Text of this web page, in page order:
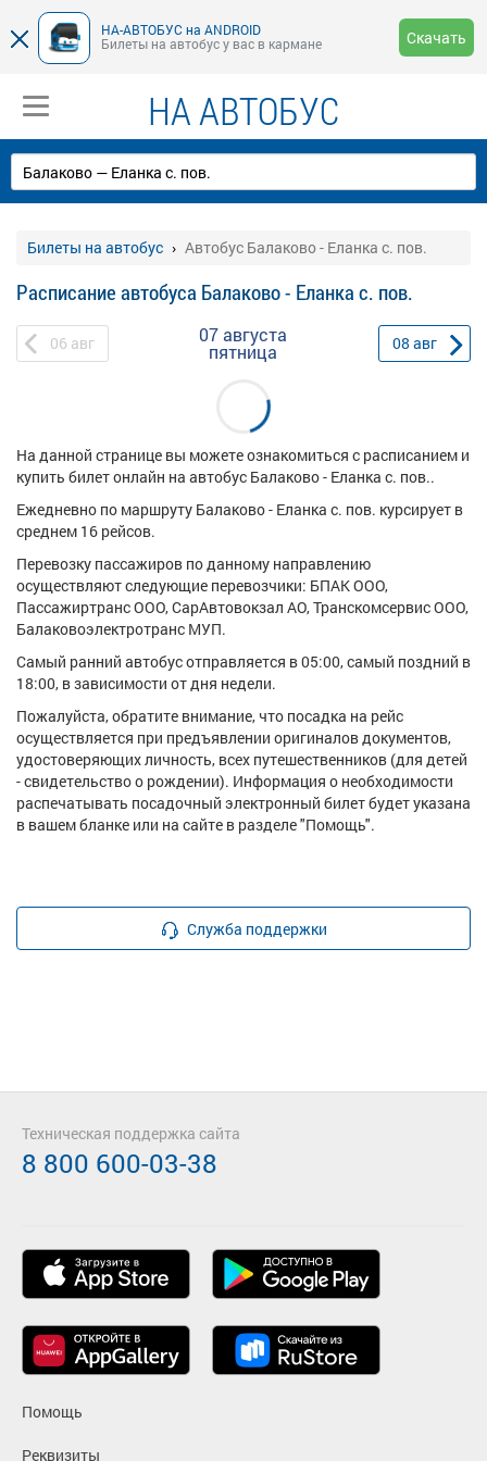
НА-АВТОБУС на ANDROID
Билеты на автобус у вас в кармане
Скачать
НА АВТОБУС
Билеты на автобус Автобус Балаково - Еланка с. пов.
Расписание автобуса Балаково - Еланка с. пов.
06 авг 07 августа
пятница 08 авг
На данной странице вы можете ознакомиться с расписанием и
купить билет онлайн на автобус Балаково - Еланка с. пов..
Ежедневно по маршруту Балаково - Еланка с. пов. курсирует в
среднем 16 рейсов.
Перевозку пассажиров по данному направлению
осуществляют следующие перевозчики: БПАК ООО,
Пассажиртранс ООО, СарАвтовокзал АО, Транскомсервис ООО,
Балаковоэлектротранс МУП.
Самый ранний автобус отправляется в 05:00, самый поздний в
18:00, в зависимости от дня недели.
Пожалуйста, обратите внимание, что посадка на рейс
осуществляется при предъявлении оригиналов документов,
удостоверяющих личность, всех путешественников (для детей
- свидетельство о рождении). Информация о необходимости
распечатывать посадочный электронный билет будет указана
в вашем бланке или на сайте в разделе "Помощь".
Служба поддержки
Помощь
Реквизиты
Техническая поддержка сайта
8 800 600-03-38